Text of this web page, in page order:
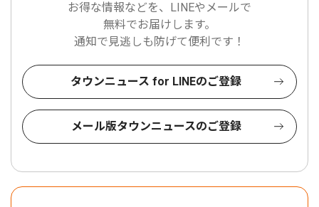
お得な情報などを、LINEやメールで
無料でお届けします。
通知で見逃しも防げて便利です！
タウンニュース for LINEのご登録
メール版タウンニュースのご登録